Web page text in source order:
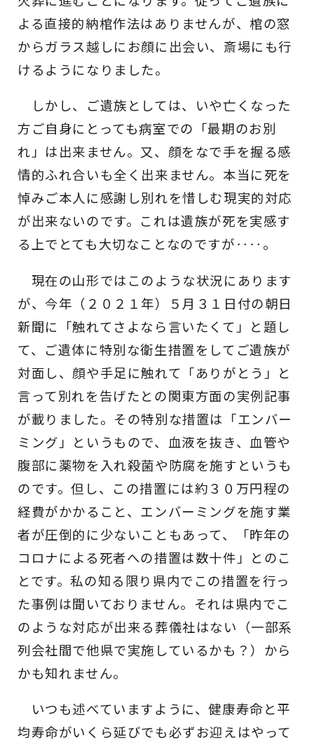
よる直接的納棺作法はありませんが、棺の窓
からガラス越しにお顔に出会い、斎場にも行
けるようになりました。
しかし、ご遺族としては、いや亡くなった
方ご自身にとっても病室での「最期のお別
れ」は出来ません。又、顔をなで手を握る感
情的ふれ合いも全く出来ません。本当に死を
悼みご本人に感謝し別れを惜しむ現実的対応
が出来ないのです。これは遺族が死を実感す
る上でとても大切なことなのですが‥‥。
現在の山形ではこのような状況にあります
が、今年（２０２１年）５月３１日付の朝日
新聞に「触れてさよなら言いたくて」と題し
て、ご遺体に特別な衛生措置をしてご遺族が
対面し、顔や手足に触れて「ありがとう」と
言って別れを告げたとの関東方面の実例記事
が載りました。その特別な措置は「エンバー
ミング」というもので、血液を抜き、血管や
腹部に薬物を入れ殺菌や防腐を施すというも
のです。但し、この措置には約３０万円程の
経費がかかること、エンバーミングを施す業
者が圧倒的に少ないこともあって、「昨年の
コロナによる死者への措置は数十件」とのこ
とです。私の知る限り県内でこの措置を行っ
た事例は聞いておりません。それは県内でこ
のような対応が出来る葬儀社はない（一部系
列会社間で他県で実施しているかも？）から
かも知れません。
いつも述べていますように、健康寿命と平
均寿命がいくら延びでも必ずお迎えはやって